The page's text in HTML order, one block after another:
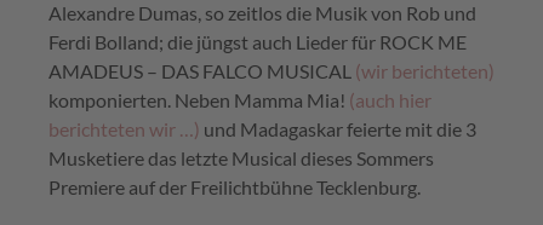
Alexandre Dumas, so zeitlos die Musik von Rob und
Ferdi Bolland; die jüngst auch Lieder für ROCK ME
AMADEUS – DAS FALCO MUSICAL (wir berichteten)
komponierten. Neben Mamma Mia! (auch hier
berichteten wir …) und Madagaskar feierte mit die 3
Musketiere das letzte Musical dieses Sommers
Premiere auf der Freilichtbühne Tecklenburg.